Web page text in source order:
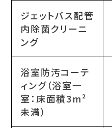
ジェットバス配管
内除菌クリーニ
ング
浴室防汚コーテ
ィング（浴室一
室：床面積3m²
未満）